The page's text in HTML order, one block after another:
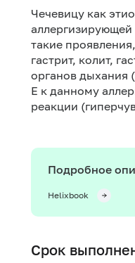
Чечевицу как
аллергизирующей
такие
гастрит, колит,
органов дыхания
Е к данному
реакции
Подробное
Helixbook
Срок